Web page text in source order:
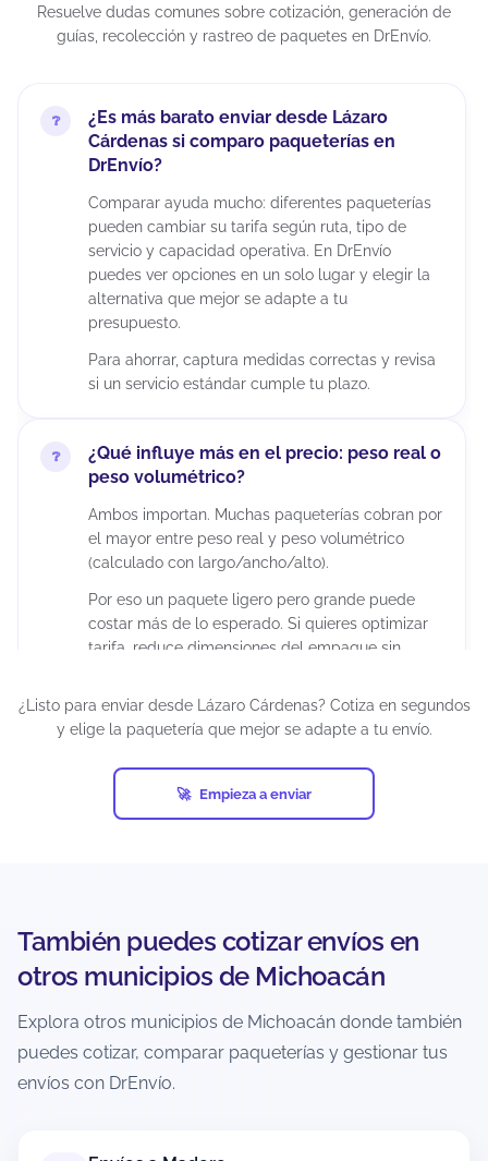
Resuelve dudas comunes sobre cotización, generación de
guías, recolección y rastreo de paquetes en DrEnvío.
¿Es más barato enviar desde Lázaro
Cárdenas si comparo paqueterías en
DrEnvío?
Comparar ayuda mucho: diferentes paqueterías
pueden cambiar su tarifa según ruta, tipo de
servicio y capacidad operativa. En DrEnvío
puedes ver opciones en un solo lugar y elegir la
alternativa que mejor se adapte a tu
presupuesto.
Para ahorrar, captura medidas correctas y revisa
si un servicio estándar cumple tu plazo.
¿Qué influye más en el precio: peso real o
peso volumétrico?
Ambos importan. Muchas paqueterías cobran por
el mayor entre peso real y peso volumétrico
(calculado con largo/ancho/alto).
Por eso un paquete ligero pero grande puede
costar más de lo esperado. Si quieres optimizar
tarifa, reduce dimensiones del empaque sin
¿Puedo enviar paquetes grandes desde
Lázaro Cárdenas?
Sí, siempre que estén dentro de los límites del
¿Puedo enviar a zonas rurales o
localidades alejadas desde Lázaro
Cárdenas?
Depende de la cobertura de cada paquetería
¿Listo para enviar desde Lázaro Cárdenas? Cotiza en segundos
y elige la paquetería que mejor se adapte a tu envío.
Empieza a enviar
También puedes cotizar envíos en
otros municipios de Michoacán
Explora otros municipios de Michoacán donde también
puedes cotizar, comparar paqueterías y gestionar tus
envíos con DrEnvío.